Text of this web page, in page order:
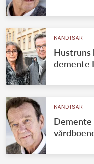
KÄNDISAR
Hustruns
demente
KÄNDISAR
Demente